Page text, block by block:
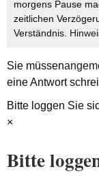
morgens Pause
zeitlichen
Verständnis.
Sie müssen
eine Antwort
Bitte loggen Sie
×
Bitte